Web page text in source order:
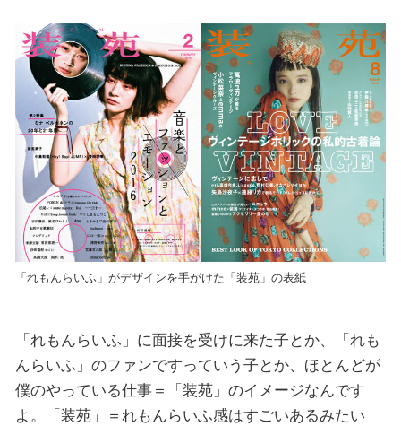
「れもんらいふ」がデザインを手がけた「装苑」の表紙
「れもんらいふ」に面接を受けに来た子とか、「れも
んらいふ」のファンですっていう子とか、ほとんどが
僕のやっている仕事＝「装苑」のイメージなんです
よ。「装苑」＝れもんらいふ感はすごいあるみたい